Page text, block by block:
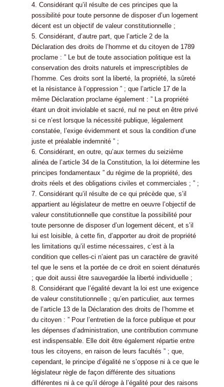
4. Considérant qu’il résulte de ces principes que la
possibilité pour toute personne de disposer d’un logement
décent est un objectif de valeur constitutionnelle ;
5. Considérant, d’autre part, que l’article 2 de la
Déclaration des droits de l’homme et du citoyen de 1789
proclame : ” Le but de toute association politique est la
conservation des droits naturels et imprescriptibles de
l’homme. Ces droits sont la liberté, la propriété, la sûreté
et la résistance à l’oppression ” ; que l’article 17 de la
même Déclaration proclame également : ” La propriété
étant un droit inviolable et sacré, nul ne peut en être privé
si ce n’est lorsque la nécessité publique, légalement
constatée, l’exige évidemment et sous la condition d’une
juste et préalable indemnité ” ;
6. Considérant, en outre, qu’aux termes du seizième
alinéa de l’article 34 de la Constitution, la loi détermine les
principes fondamentaux ” du régime de la propriété, des
droits réels et des obligations civiles et commerciales ; ” ;
7. Considérant qu’il résulte de ce qui précède que, s’il
appartient au législateur de mettre en oeuvre l’objectif de
valeur constitutionnelle que constitue la possibilité pour
toute personne de disposer d’un logement décent, et s’il
lui est loisible, à cette fin, d’apporter au droit de propriété
les limitations qu’il estime nécessaires, c’est à la
condition que celles-ci n’aient pas un caractère de gravité
tel que le sens et la portée de ce droit en soient dénaturés
; que doit aussi être sauvegardée la liberté individuelle ;
8. Considérant que l’égalité devant la loi est une exigence
de valeur constitutionnelle ; qu’en particulier, aux termes
de l’article 13 de la Déclaration des droits de l’homme et
du citoyen : ” Pour l’entretien de la force publique et pour
les dépenses d’administration, une contribution commune
est indispensable. Elle doit être également répartie entre
tous les citoyens, en raison de leurs facultés ” ; que,
cependant, le principe d’égalité ne s’oppose ni à ce que le
législateur règle de façon différente des situations
différentes ni à ce qu’il déroge à l’égalité pour des raisons